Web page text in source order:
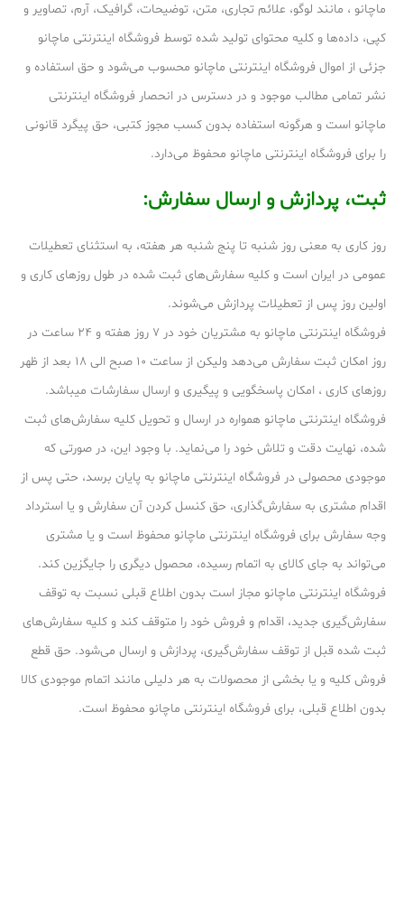
ماچانو ، مانند لوگو، علائم تجاری، متن، توضیحات، گرافیک، آرم، تصاویر و
کپی، داده‌ها و کلیه محتوای تولید شده توسط فروشگاه اینترنتی ماچانو
جزئی از اموال فروشگاه اینترنتی ماچانو محسوب می‏‌شود و حق استفاده و
نشر تمامی مطالب موجود و در دسترس در انحصار فروشگاه اینترنتی
ماچانو است و هرگونه استفاده بدون کسب مجوز کتبی، حق پیگرد قانونی
را برای فروشگاه اینترنتی ماچانو محفوظ می‏‌دارد.
ثبت، پردازش و ارسال سفارش:
روز کاری به معنی روز شنبه تا پنج شنبه هر هفته، به استثنای تعطیلات
عمومی در ایران است و کلیه سفارش‏‌های ثبت شده در طول روزهای کاری و
اولین روز پس از تعطیلات پردازش می‌‏شوند.
فروشگاه اینترنتی ماچانو به مشتریان خود در ۷ روز هفته و ۲۴ ساعت در
روز امکان ثبت سفارش می‌‏دهد ولیکن از ساعت ۱۰ صبح الی ۱۸ بعد از ظهر
روزهای کاری ، امکان پاسخگویی و پیگیری و ارسال سفارشات میباشد.
فروشگاه اینترنتی ماچانو همواره در ارسال و تحویل کلیه سفارش‌‏های ثبت
شده، نهایت دقت و تلاش خود را می‏‌نماید. با وجود این، در صورتی که
موجودی محصولی در فروشگاه اینترنتی ماچانو به پایان برسد، حتی پس از
اقدام مشتری به سفارش‌‏گذاری، حق کنسل کردن آن سفارش و یا استرداد
وجه سفارش برای فروشگاه اینترنتی ماچانو محفوظ است و یا مشتری
می‏‌تواند به جای کالای به اتمام رسیده، محصول دیگری را جایگزین کند.
فروشگاه اینترنتی ماچانو مجاز است بدون اطلاع قبلی نسبت به توقف
سفارش‌‏گیری جدید، اقدام و فروش خود را متوقف کند و کلیه سفارش‌‏های
ثبت شده قبل از توقف سفارش‌‏گیری، پردازش و ارسال می‌‏شود. حق قطع
فروش کلیه و یا بخشی از محصولات به هر دلیلی مانند اتمام موجودی کالا
بدون اطلاع قبلی، برای فروشگاه اینترنتی ماچانو محفوظ است.